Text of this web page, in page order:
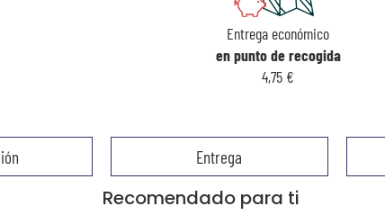
Entrega económico
en punto de recogida
4,75 €
Entrega
Recomendado para ti